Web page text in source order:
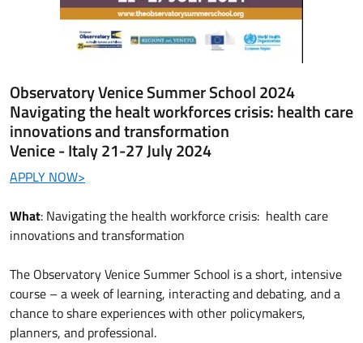
Observatory Venice Summer School 2024
Navigating the healt workforces crisis: health care
innovations and transformation
Venice - Italy 21-27 July 2024
APPLY NOW>
What: Navigating the health workforce crisis: health care
innovations and transformation
The Observatory Venice Summer School is a short, intensive
course – a week of learning, interacting and debating, and a
chance to share experiences with other policymakers,
planners, and professional.